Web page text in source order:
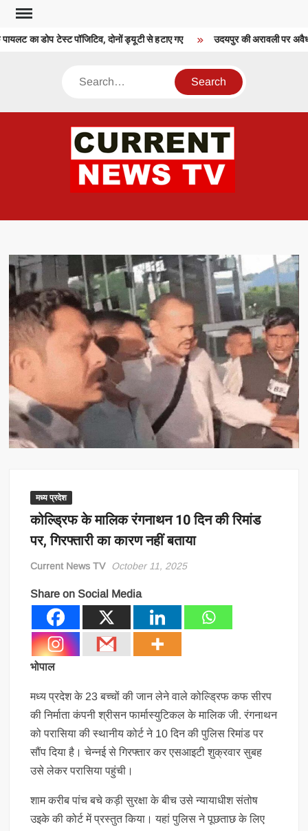
Skip
content
का डोप टेस्ट पॉजिटिव, दोनों ड्यूटी से हटाए गए उदयपुर की अरावली पर अवैध
Search
मध्य प्रदेश
कोल्ड्रिफ के मालिक रंगनाथन 10 दिन की रिमांड
पर, गिरफ्तारी का कारण नहीं बताया
Current News TV October 11, 2025
Share on Social Media
भोपाल
मध्य प्रदेश के 23 बच्चों की जान लेने वाले कोल्ड्रिफ कफ सीरप
की निर्माता कंपनी श्रीसन फार्मास्युटिकल के मालिक जी. रंगनाथन
को परासिया की स्थानीय कोर्ट ने 10 दिन की पुलिस रिमांड पर
सौंप दिया है। चेन्नई से गिरफ्तार कर एसआइटी शुक्रवार सुबह
उसे लेकर परासिया पहुंची।
शाम करीब पांच बचे कड़ी सुरक्षा के बीच उसे न्यायाधीश संतोष
उइके की कोर्ट में प्रस्तुत किया। यहां पुलिस ने पूछताछ के लिए